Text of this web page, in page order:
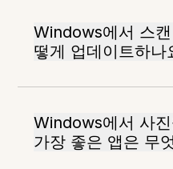
Windows에서 스
떻게 업데이트하나
Windows에서 사
가장 좋은 앱은 무